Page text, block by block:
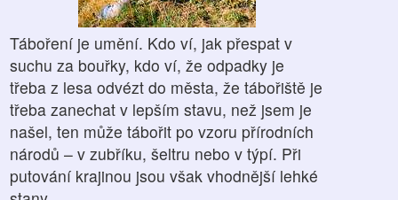
Táboření je umění. Kdo ví, jak přespat v
suchu za bouřky, kdo ví, že odpadky je
třeba z lesa odvézt do města, že tábořiště je
třeba zanechat v lepším stavu, než jsem je
našel, ten může tábořit po vzoru přírodních
národů – v zubříku, šeltru nebo v týpí. Při
putování krajinou jsou však vhodnější lehké